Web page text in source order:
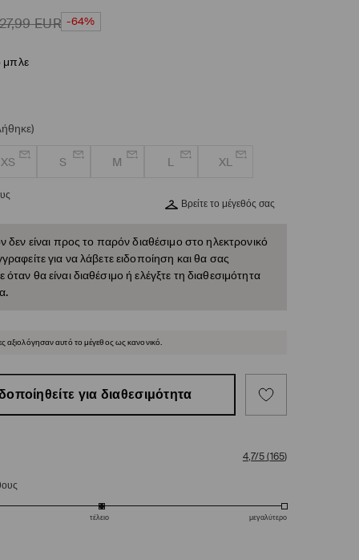
27,99EUR -64%
μπλε
XS S M L XL
Βρείτε το μέγεθός σας
δεν είναι προς το παρόν διαθέσιμο στο ηλεκτρονικό
για να λάβετε ειδοποίηση και θα σας
θα είναι διαθέσιμο ή ελέγξτε τη διαθεσιμότητα
αξιολόγησαν αυτό το μέγεθος ως κανονικό.
για διαθεσιμότητα
4,7/5(165)
τέλειο μεγαλύτερο